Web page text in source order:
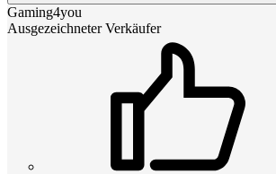
Gaming4you
Ausgezeichneter Verkäufer